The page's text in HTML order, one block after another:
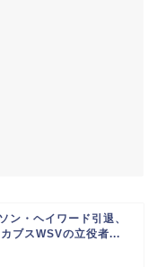
ン・ヘイワード引退、
ブスWSVの立役者...